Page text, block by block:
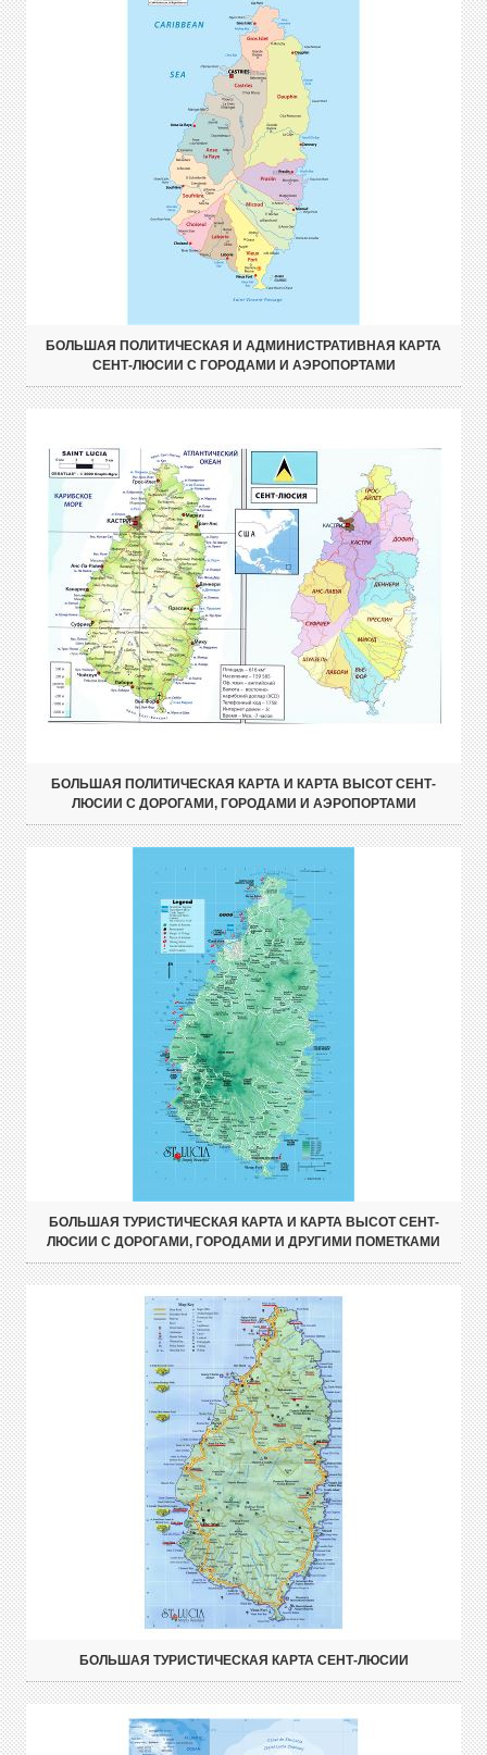
БОЛЬШАЯ ПОЛИТИЧЕСКАЯ И АДМИНИСТРАТИВНАЯ КАРТА
СЕНТ-ЛЮСИИ С ГОРОДАМИ И АЭРОПОРТАМИ
БОЛЬШАЯ ПОЛИТИЧЕСКАЯ КАРТА И КАРТА ВЫСОТ СЕНТ-
ЛЮСИИ С ДОРОГАМИ, ГОРОДАМИ И АЭРОПОРТАМИ
БОЛЬШАЯ ТУРИСТИЧЕСКАЯ КАРТА И КАРТА ВЫСОТ СЕНТ-
ЛЮСИИ С ДОРОГАМИ, ГОРОДАМИ И ДРУГИМИ ПОМЕТКАМИ
БОЛЬШАЯ ТУРИСТИЧЕСКАЯ КАРТА СЕНТ-ЛЮСИИ